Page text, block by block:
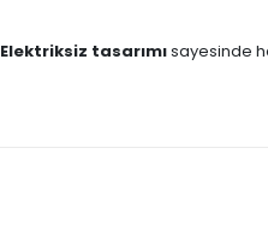
Elektriksiz tasarımısayesinde